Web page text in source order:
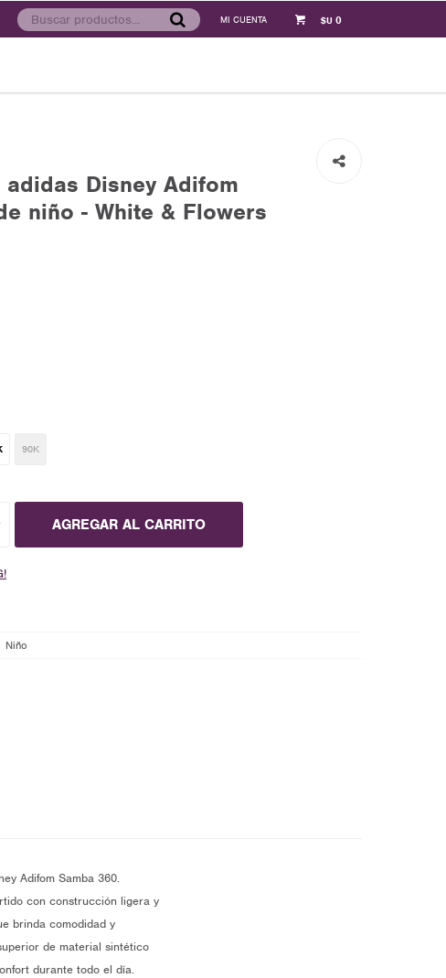
$U 0
adidas Disney Adifom
niño - White & Flowers
90K
AGREGAR AL CARRITO
Niño
Adifom Samba 360.
con construcción ligera y
brinda comodidad y
de material sintético
durante todo el día.